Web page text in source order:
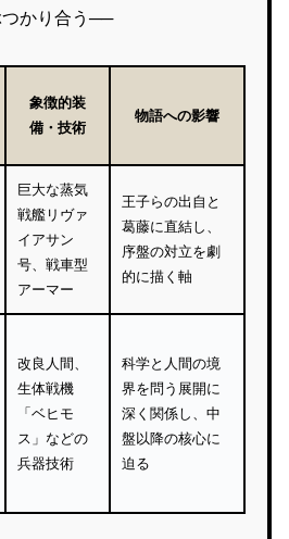
つかり合う──
象徴的装
備・技術
物語への影響
巨大な蒸気
戦艦リヴァ
イアサン
号、戦車型
アーマー
王子らの出自と
葛藤に直結し、
序盤の対立を劇
的に描く軸
改良人間、
生体戦機
「ベヒモ
ス」などの
兵器技術
科学と人間の境
界を問う展開に
深く関係し、中
盤以降の核心に
迫る